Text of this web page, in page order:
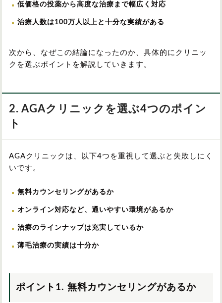
低価格の投薬から高度な治療まで幅広く対応
治療人数は100万人以上と十分な実績がある
次から、なぜこの結論になったのか、具体的にクリニッ
クを選ぶポイントを解説していきます。
2. AGAクリニックを選ぶ4つのポイン
ト
AGAクリニックは、以下4つを重視して選ぶと失敗しにく
いです。
無料カウンセリングがあるか
オンライン対応など、通いやすい環境があるか
治療のラインナップは充実しているか
薄毛治療の実績は十分か
ポイント1. 無料カウンセリングがあるか